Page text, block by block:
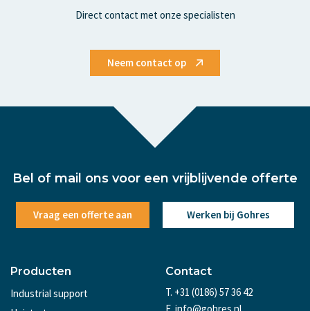
Direct contact met onze specialisten
Neem contact op
Bel of mail ons voor een vrijblijvende offerte
Vraag een offerte aan Werken bij Gohres
Producten
Industrial support
Contact
T. +31 (0186) 57 36 42